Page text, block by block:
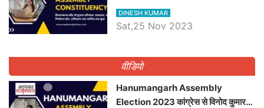
भाटी होंगे भाजपा उम्मीदवार, जानिये जैसलमेर
विधानसभा सीट के ताजा समीकरण
DINESH KUMAR
Sat,25 Nov 2023
वीडियो
Hanumangarh Assembly
Election 2023 कांग्रेस से विनोद कुमार